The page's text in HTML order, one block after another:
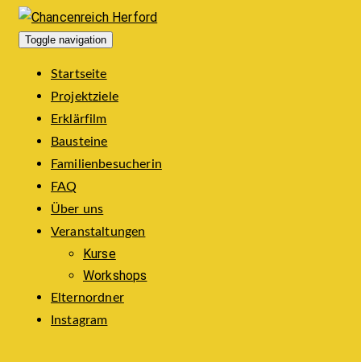
Toggle navigation
Startseite
Projektziele
Erklärfilm
Bausteine
Familienbesucherin
FAQ
Über uns
Veranstaltungen
Kurse
Workshops
Elternordner
Instagram